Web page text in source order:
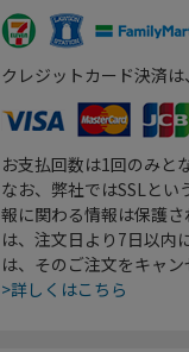
クレジットカード決済は
お支払回数は1回のみと
なお、弊社ではSSLと
報に関わる情報は保護
は、注文日より7日以内
は、そのご注文をキャン
>詳しくはこちら